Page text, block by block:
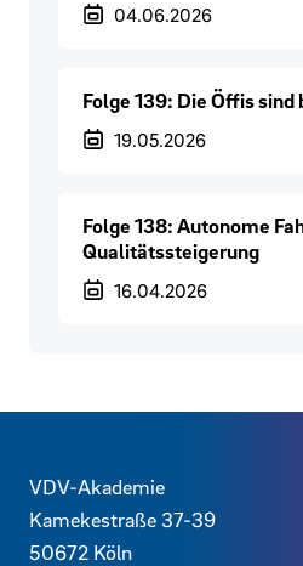
Veröffentlichungsdatum
04.06.2026
Folge 139: Die Öffis sind
Veröffentlichungsdatum
19.05.2026
Folge 138: Autonome
Qualitätssteigerung
Veröffentlichungsdatum
16.04.2026
Kontaktdaten und
VDV-Akademie
Kamekestraße 37-39
50672 Köln